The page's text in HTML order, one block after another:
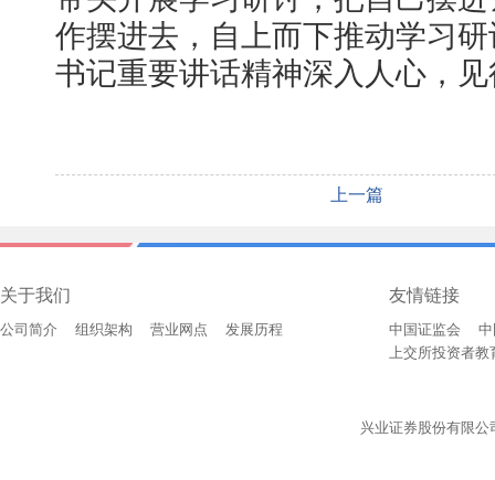
作摆进去，自上而下推动学习
书记重要讲话精神深入人心，
上一篇
关于我们
公司简介 组织架构 营业网点 发展历程
友情链接
中国证监会
上交所投资者教
兴业证券股份有限